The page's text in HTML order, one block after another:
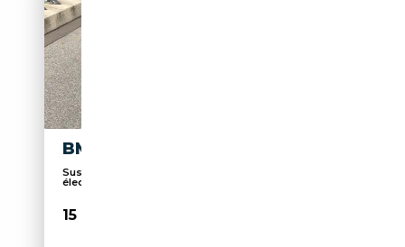
BMW 325 325 TI
Suspension sport, Climatisation, Sièges
électrique...
15 000€